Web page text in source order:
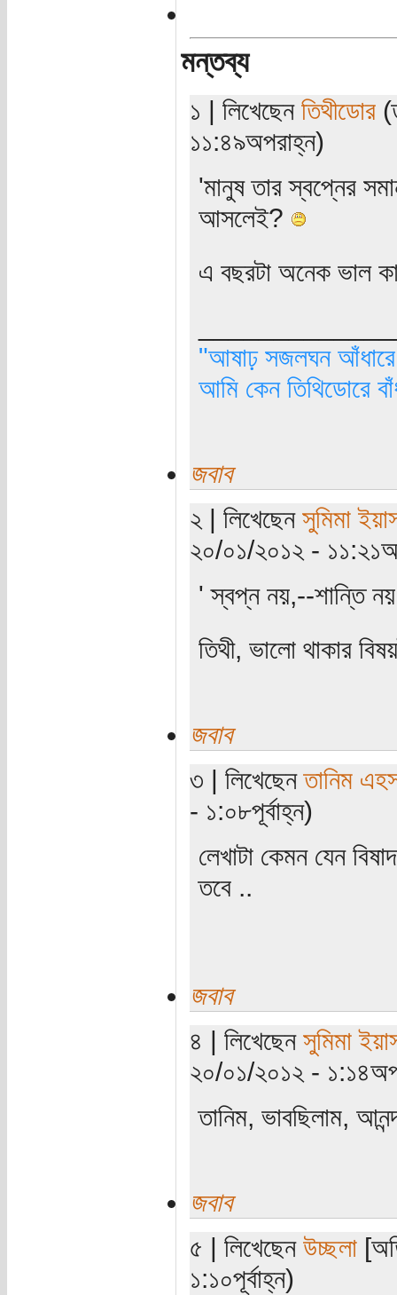
মন্তব্য
১ | লিখেছেন তিথীডোর
১১:৪৯অপরাহ্ন)
'মানুষ তার স্বপ্নের
আসলেই?
এ বছরটা অনেক ভাল
"আষাঢ় সজলঘন আঁধারে,
আমি কেন তিথিডোরে
জবাব
২ | লিখেছেন সুমিমা
২০/০১/২০১২ -
' স্বপ্ন নয়,--শান্তি
তিথী, ভালো থাকার
জবাব
৩ | লিখেছেনতানিম
- ১:০৮পূর্বাহ্ন)
লেখাটা কেমন যেন
তবে ..
জবাব
৪ | লিখেছেন সুমিমা
২০/০১/২০১২ -
তানিম, ভাবছিলাম,
জবাব
৫ | লিখেছেন উচ্ছলা
১:১০পূর্বাহ্ন)